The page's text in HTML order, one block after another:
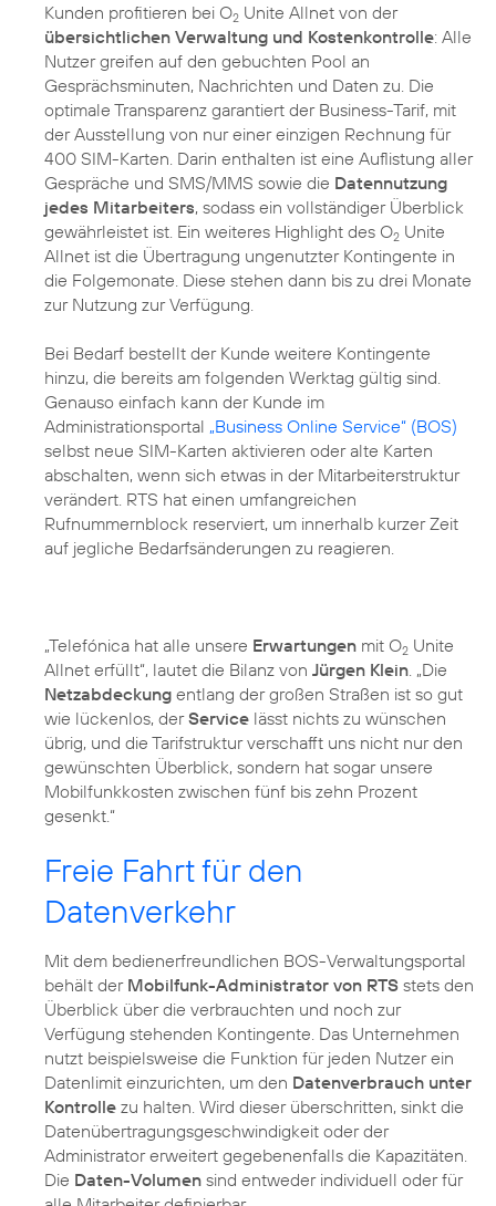
Kunden profitieren bei O2 Unite Allnet von der
übersichtlichen Verwaltung und Kostenkontrolle: Alle
Nutzer greifen auf den gebuchten Pool an
Gesprächsminuten, Nachrichten und Daten zu. Die
optimale Transparenz garantiert der Business-Tarif, mit
der Ausstellung von nur einer einzigen Rechnung für
400 SIM-Karten. Darin enthalten ist eine Auflistung aller
Gespräche und SMS/MMS sowie die Datennutzung
jedes Mitarbeiters, sodass ein vollständiger Überblick
gewährleistet ist. Ein weiteres Highlight des O2 Unite
Allnet ist die Übertragung ungenutzter Kontingente in
die Folgemonate. Diese stehen dann bis zu drei Monate
zur Nutzung zur Verfügung.
Bei Bedarf bestellt der Kunde weitere Kontingente
hinzu, die bereits am folgenden Werktag gültig sind.
Genauso einfach kann der Kunde im
Administrationsportal „Business Online Service“ (BOS)
selbst neue SIM-Karten aktivieren oder alte Karten
abschalten, wenn sich etwas in der Mitarbeiterstruktur
verändert. RTS hat einen umfangreichen
Rufnummernblock reserviert, um innerhalb kurzer Zeit
auf jegliche Bedarfsänderungen zu reagieren.
„Telefónica hat alle unsere Erwartungen mit O2 Unite
Allnet erfüllt“, lautet die Bilanz von Jürgen Klein. „Die
Netzabdeckung entlang der großen Straßen ist so gut
wie lückenlos, derService lässt nichts zu wünschen
übrig, und die Tarifstruktur verschafft uns nicht nur den
gewünschten Überblick, sondern hat sogar unsere
Mobilfunkkosten zwischen fünf bis zehn Prozent
gesenkt.“
Freie Fahrt für den
Datenverkehr
Mit dem bedienerfreundlichen BOS-Verwaltungsportal
behält der Mobilfunk-Administrator von RTS stets den
Überblick über die verbrauchten und noch zur
Verfügung stehenden Kontingente. Das Unternehmen
nutzt beispielsweise die Funktion für jeden Nutzer ein
Datenlimit einzurichten, um den Datenverbrauch unter
Kontrolle zu halten. Wird dieser überschritten, sinkt die
Datenübertragungsgeschwindigkeit oder der
Administrator erweitert gegebenenfalls die Kapazitäten.
Die Daten-Volumen sind entweder individuell oder für